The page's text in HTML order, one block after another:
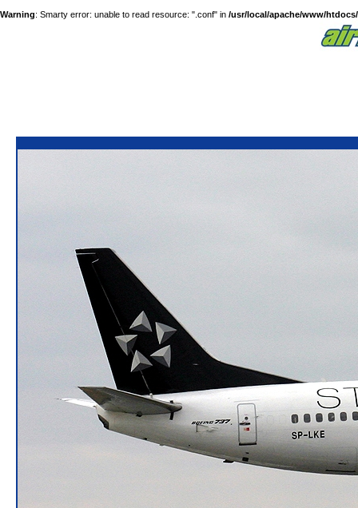
Warning: Smarty error: unable to read resource: ".conf" in /usr/local/apache/www/